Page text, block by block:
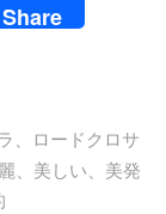
Share
ロードクロサ
、 美しい、 美発